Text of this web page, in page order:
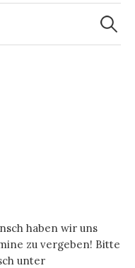
Suchen
nach:
haben wir uns
zu vergeben! Bitte
unter